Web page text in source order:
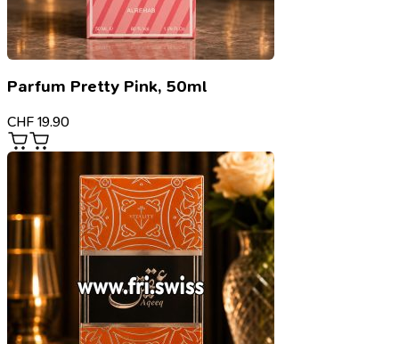
Parfum Pretty Pink, 50ml
CHF 19.90